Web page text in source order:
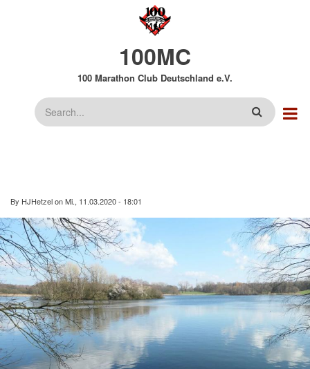
100MC
100 Marathon Club Deutschland e.V.
Suche
By HJHetzelonMi., 11.03.2020 - 18:01